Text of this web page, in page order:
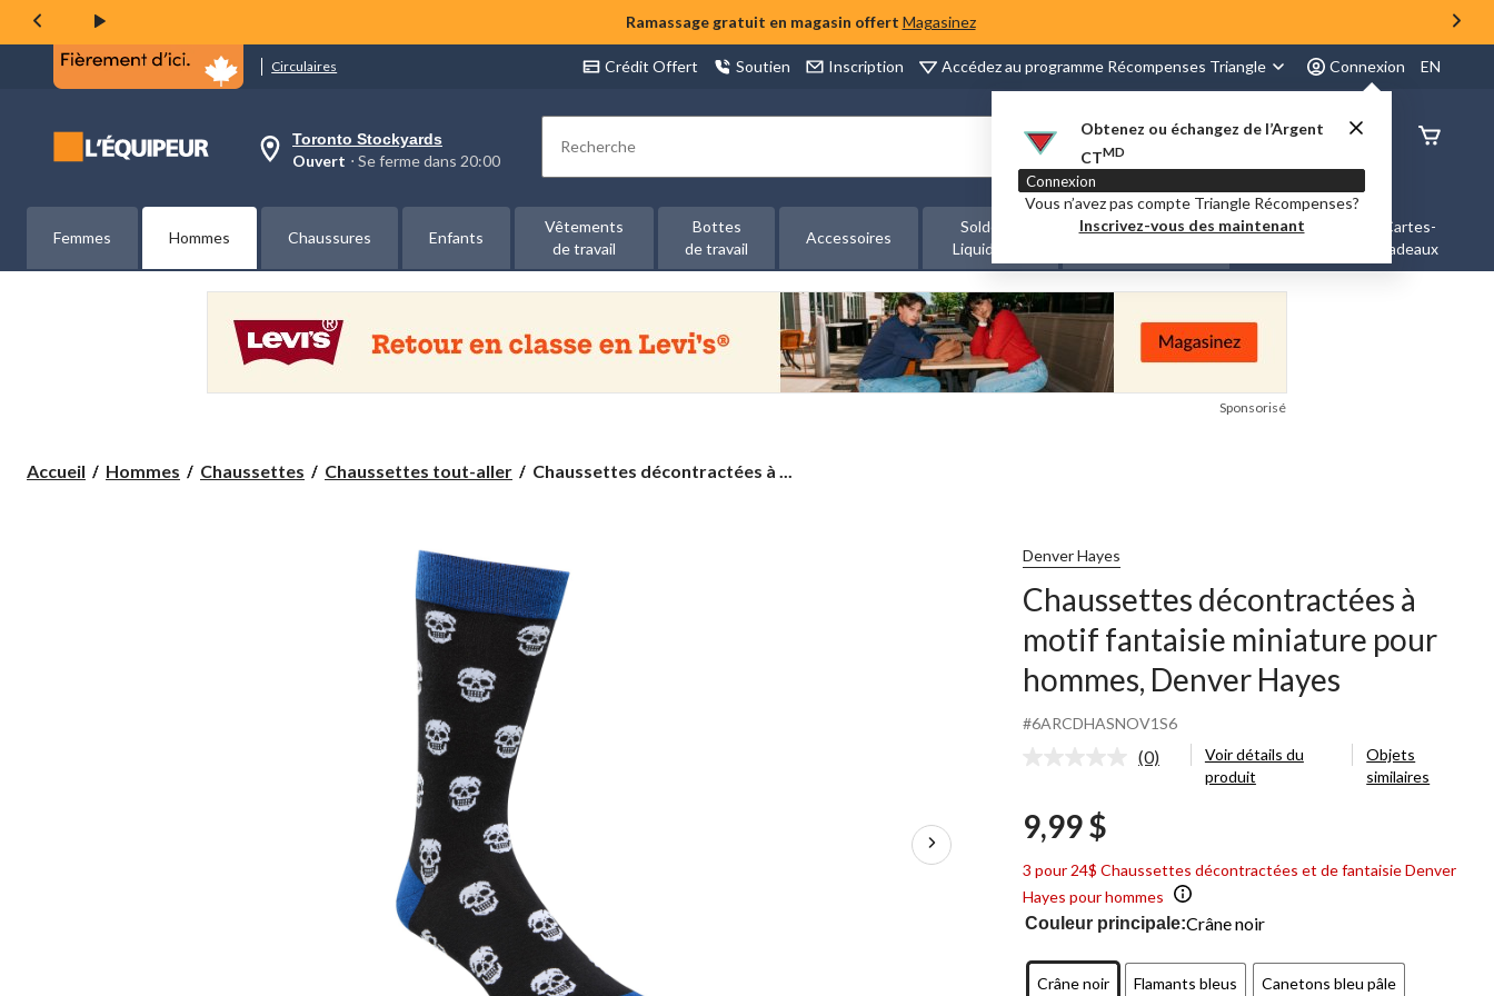
Ramassage gratuit en magasin offert Magasinez
Circulaires Crédit Offert Soutien Inscription Accédez au programme Récompenses Triangle Connexion
Obtenez ou échangez de l’Argent
CTMD
Connexion
Vous n’avez pas compte Triangle Récompenses?
Inscrivez-vous des maintenant
EN
votre
est
Toronto
Stockyards,
ferme
dans
à
20:00
Toronto Stockyards
Ouvert ⋅ Se ferme dans 20:00 Rechercher
État de
Femmes Hommes Chaussures Enfants
Vêtements
de travail
Bottes
de travail
Accessoires
Soldes &
Liquidation
Nouveautés et
Marques
Cartes-
cadeaux
Sponsorisé
Accueil Hommes Chaussettes Chaussettes tout-aller
Chaussettes
miniature
pour
hommes,
Denver
Hayes
Chaussettes décontractées à ...
Denver Hayes
Chaussettes décontractées à
motif fantaisie miniature pour
hommes, Denver Hayes
#6ARCDHASNOV1S6
Aucune
vers
même
page.
(0)
Voir détails du
produit
Objets
similaires
9,99 $
3 pour 24$ Chaussettes décontractées et de fantaisie Denver
Hayes pour hommes
Couleur principale:Crâne noir
Crâne noir Flamants bleus Canetons bleu pâle
page.